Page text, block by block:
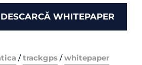
DESCARCĂ WHITEPAPER
/trackgps /whitepaper